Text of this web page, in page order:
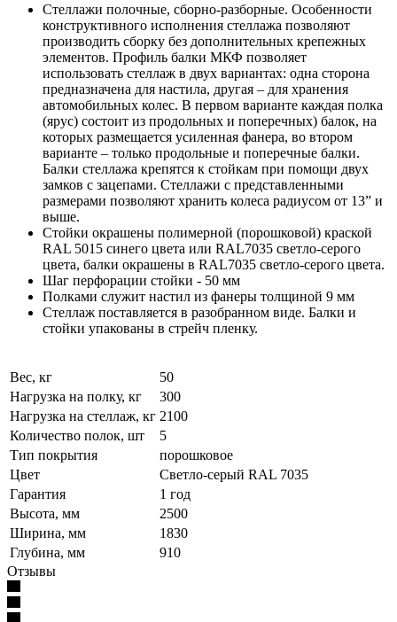
Стеллажи полочные, сборно-разборные. Особенности
конструктивного исполнения стеллажа позволяют
производить сборку без дополнительных крепежных
элементов. Профиль балки МКФ позволяет
использовать стеллаж в двух вариантах: одна сторона
предназначена для настила, другая – для хранения
автомобильных колес. В первом варианте каждая полка
(ярус) состоит из продольных и поперечных) балок, на
которых размещается усиленная фанера, во втором
варианте – только продольные и поперечные балки.
Балки стеллажа крепятся к стойкам при помощи двух
замков с зацепами. Стеллажи с представленными
размерами позволяют хранить колеса радиусом от 13” и
выше.
Стойки окрашены полимерной (порошковой) краской
RAL 5015 синего цвета или RAL7035 светло-серого
цвета, балки окрашены в RAL7035 светло-серого цвета.
Шаг перфорации стойки - 50 мм
Полками служит настил из фанеры толщиной 9 мм
Стеллаж поставляется в разобранном виде. Балки и
стойки упакованы в стрейч пленку.
Вес, кг
50
Нагрузка на полку, кг
300
Нагрузка на стеллаж, кг 2100
Количество полок, шт
5
Тип покрытия
порошковое
Цвет
Светло-серый RAL 7035
Гарантия
1 год
Высота, мм
2500
Ширина, мм
1830
Глубина, мм
910
Отзывы